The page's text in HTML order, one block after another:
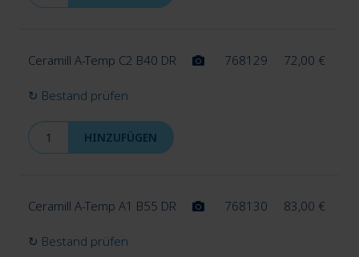
Ceramill A-Temp C2 B40 DR 768129 72,00 €
↻ Bestand prüfen
HINZUFÜGEN
Ceramill A-Temp A1 B55 DR 768130 83,00 €
↻ Bestand prüfen